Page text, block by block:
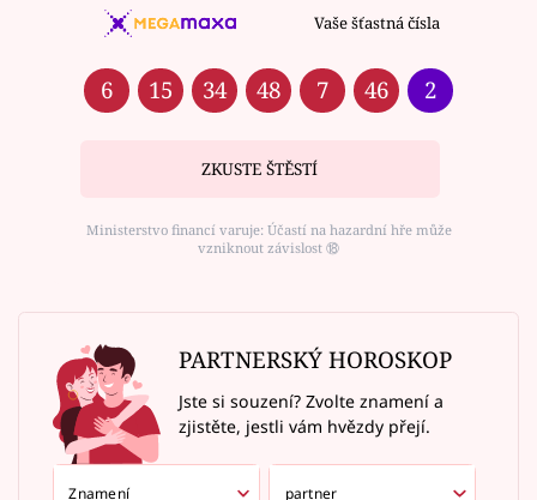
Vaše šťastná čísla
6 15 34 48 7 46 2
ZKUSTE ŠTĚSTÍ
Ministerstvo financí varuje: Účastí na hazardní hře může
vzniknout závislost ⑱
PARTNERSKÝ HOROSKOP
Jste si souzení? Zvolte znamení a
zjistěte, jestli vám hvězdy přejí.